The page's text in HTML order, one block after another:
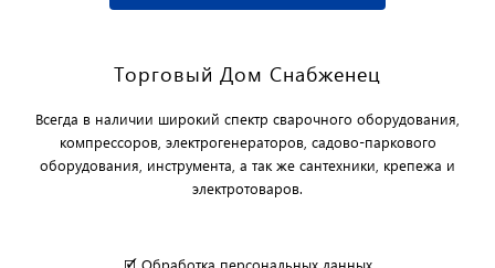
Торговый Дом Снабженец
Всегда в наличии широкий спектр сварочного оборудования,
компрессоров, электрогенераторов, садово-паркового
оборудования, инструмента, а так же сантехники, крепежа и
электротоваров.
🗹 Обработка персональных данных